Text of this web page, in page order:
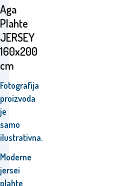
Aga
Plahte
JERSEY
160x200
cm
Fotografija
proizvoda
je
samo
ilustrativna.
Moderne
jersei
plahte